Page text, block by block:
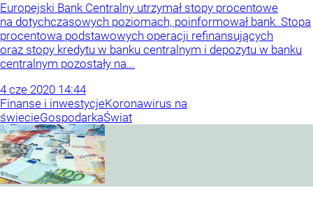
Europejski Bank Centralny utrzymał stopy procentowe
na dotychczasowych poziomach, poinformował bank. Stopa
procentowa podstawowych operacji refinansujących
oraz stopy kredytu w banku centralnym i depozytu w banku
centralnym pozostały na...
4 cze 2020 14:44
Finanse i inwestycjeKoronawirus na
świecieGospodarkaŚwiat